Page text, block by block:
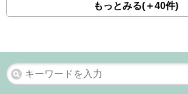
もっとみる(＋40件)